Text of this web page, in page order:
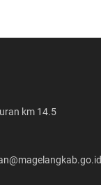
km 14.5